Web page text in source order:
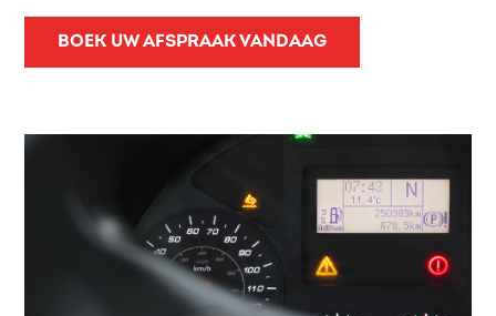
BOEK UW AFSPRAAK VANDAAG